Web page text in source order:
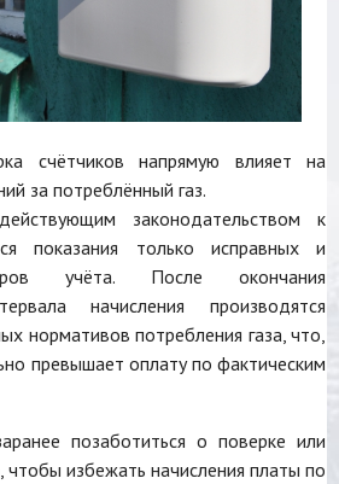
счётчиков напрямую влияет на
за потреблённый газ.
законодательством к
показания только исправных и
учёта. После окончания
начисления производятся
нормативов потребления газа, что,
превышает оплату по фактическим
позаботиться о поверке или
чтобы избежать начисления платы по